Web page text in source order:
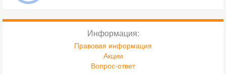
Информация:
Правовая информация
Акции
Вопрос-ответ